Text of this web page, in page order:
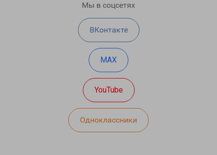
Мы в соцсетях
ВКонтакте
MAX
YouTube
Одноклассники